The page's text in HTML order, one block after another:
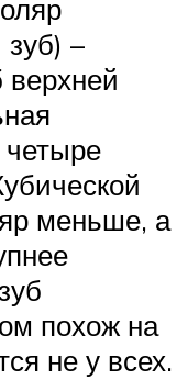
–
четыре
меньше, а
похож на
не у всех.